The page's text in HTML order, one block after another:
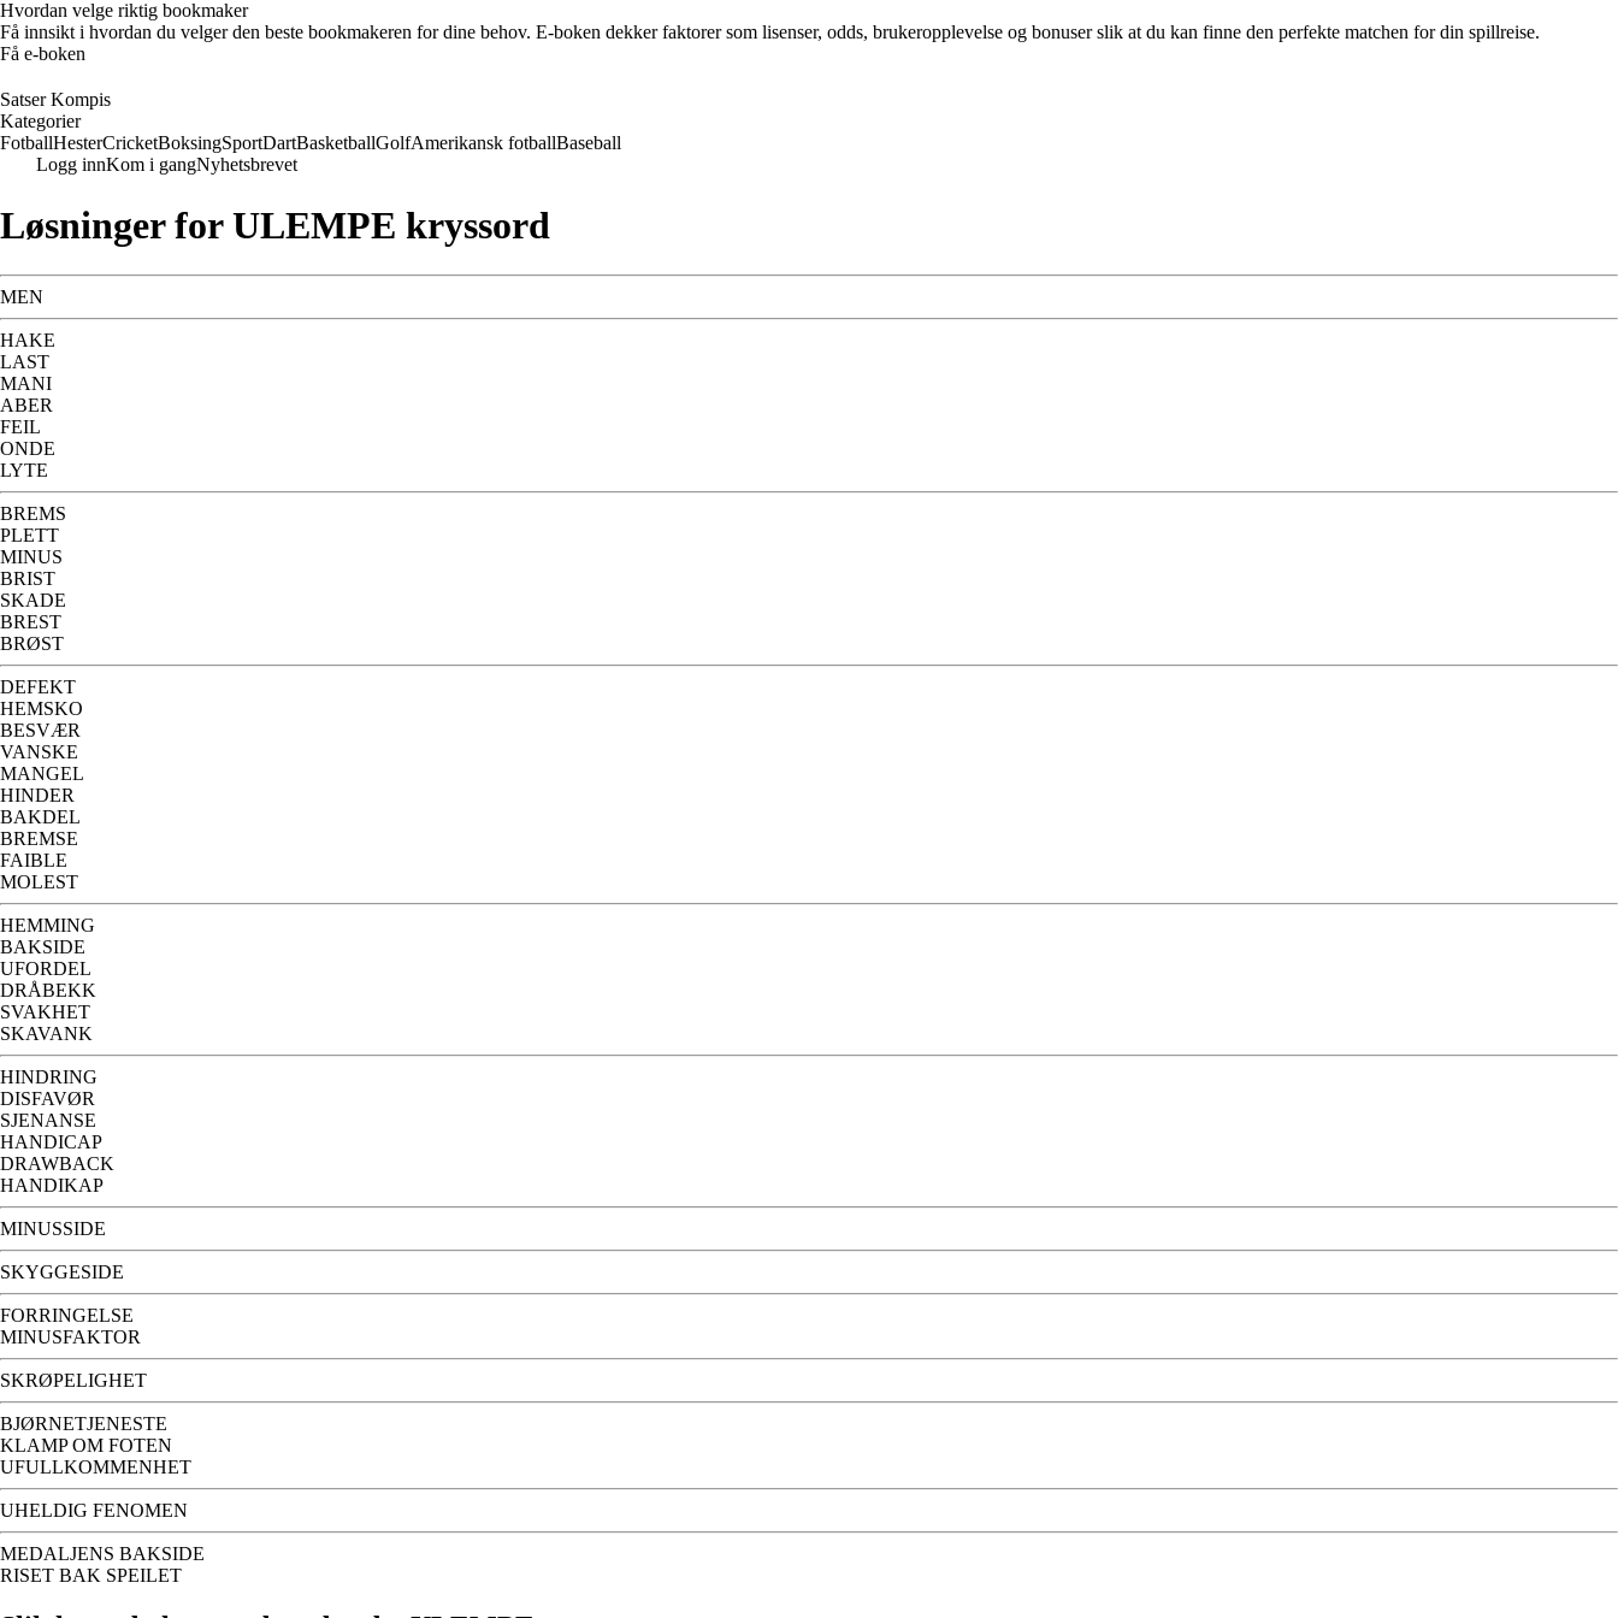
Hvordan velge riktig bookmaker
Få innsikt i hvordan du velger den beste bookmakeren for dine behov. E-boken dekker faktorer som lisenser, odds, brukeropplevelse og bonuser slik at du kan finne den perfekte matchen for din spillreise.
Få e-boken
Satser Kompis
Kategorier
FotballHesterCricketBoksingSportDartBasketballGolfAmerikansk fotballBaseball
Logg innKom i gangNyhetsbrevet
Løsninger for ULEMPE kryssord
MEN
HAKE
LAST
MANI
ABER
FEIL
ONDE
LYTE
BREMS
PLETT
MINUS
BRIST
SKADE
BREST
BRØST
DEFEKT
HEMSKO
BESVÆR
VANSKE
MANGEL
HINDER
BAKDEL
BREMSE
FAIBLE
MOLEST
HEMMING
BAKSIDE
UFORDEL
DRÅBEKK
SVAKHET
SKAVANK
HINDRING
DISFAVØR
SJENANSE
HANDICAP
DRAWBACK
HANDIKAP
MINUSSIDE
SKYGGESIDE
FORRINGELSE
MINUSFAKTOR
SKRØPELIGHET
BJØRNETJENESTE
KLAMP OM FOTEN
UFULLKOMMENHET
UHELDIG FENOMEN
MEDALJENS BAKSIDE
RISET BAK SPEILET